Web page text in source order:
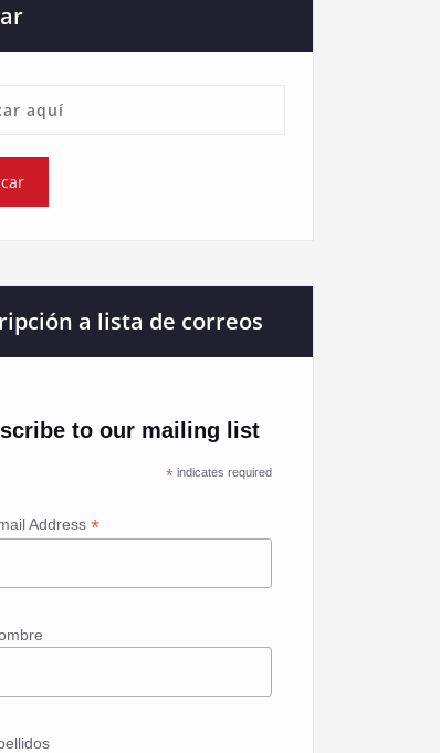
a lista de correos
to our mailing list
* indicates required
Address*